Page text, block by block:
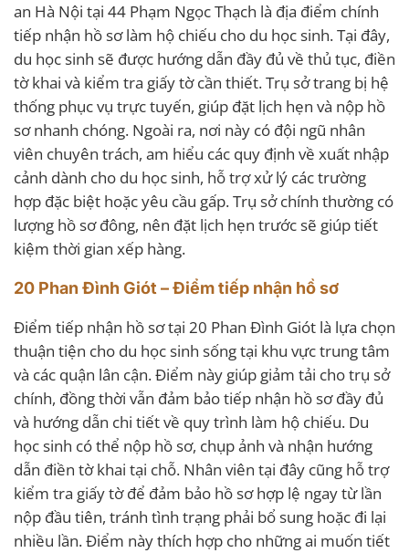
an Hà Nội tại 44 Phạm Ngọc Thạch là địa điểm chính
tiếp nhận hồ sơ làm hộ chiếu cho du học sinh. Tại đây,
du học sinh sẽ được hướng dẫn đầy đủ về thủ tục, điền
tờ khai và kiểm tra giấy tờ cần thiết. Trụ sở trang bị hệ
thống phục vụ trực tuyến, giúp đặt lịch hẹn và nộp hồ
sơ nhanh chóng. Ngoài ra, nơi này có đội ngũ nhân
viên chuyên trách, am hiểu các quy định về xuất nhập
cảnh dành cho du học sinh, hỗ trợ xử lý các trường
hợp đặc biệt hoặc yêu cầu gấp. Trụ sở chính thường có
lượng hồ sơ đông, nên đặt lịch hẹn trước sẽ giúp tiết
kiệm thời gian xếp hàng.
20 Phan Đình Giót – Điểm tiếp nhận hồ sơ
Điểm tiếp nhận hồ sơ tại 20 Phan Đình Giót là lựa chọn
thuận tiện cho du học sinh sống tại khu vực trung tâm
và các quận lân cận. Điểm này giúp giảm tải cho trụ sở
chính, đồng thời vẫn đảm bảo tiếp nhận hồ sơ đầy đủ
và hướng dẫn chi tiết về quy trình làm hộ chiếu. Du
học sinh có thể nộp hồ sơ, chụp ảnh và nhận hướng
dẫn điền tờ khai tại chỗ. Nhân viên tại đây cũng hỗ trợ
kiểm tra giấy tờ để đảm bảo hồ sơ hợp lệ ngay từ lần
nộp đầu tiên, tránh tình trạng phải bổ sung hoặc đi lại
nhiều lần. Điểm này thích hợp cho những ai muốn tiết